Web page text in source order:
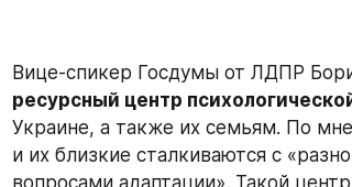
Вице-спикер Госдумы от ЛДПР
ресурсный центр
Украине, а также их семьям. По
и их близкие сталкиваются с
вопросами адаптации». Такой